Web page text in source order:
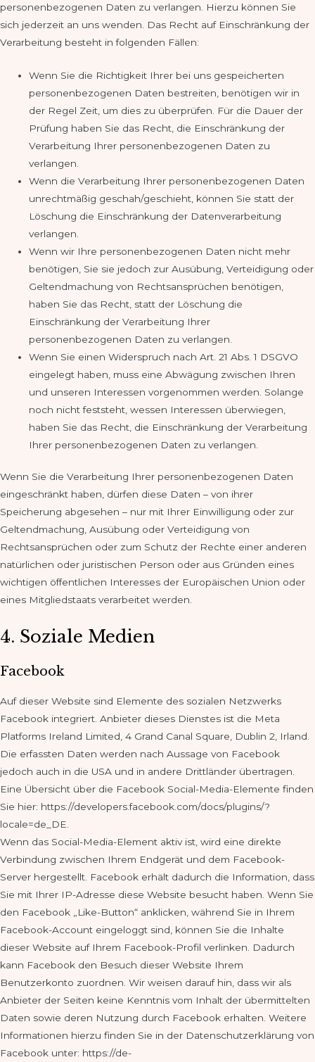
personenbezogenen Daten zu verlangen. Hierzu können Sie
sich jederzeit an uns wenden. Das Recht auf Einschränkung der
Verarbeitung besteht in folgenden Fällen:
Wenn Sie die Richtigkeit Ihrer bei uns gespeicherten
personenbezogenen Daten bestreiten, benötigen wir in
der Regel Zeit, um dies zu überprüfen. Für die Dauer der
Prüfung haben Sie das Recht, die Einschränkung der
Verarbeitung Ihrer personenbezogenen Daten zu
verlangen.
Wenn die Verarbeitung Ihrer personenbezogenen Daten
unrechtmäßig geschah/geschieht, können Sie statt der
Löschung die Einschränkung der Datenverarbeitung
verlangen.
Wenn wir Ihre personenbezogenen Daten nicht mehr
benötigen, Sie sie jedoch zur Ausübung, Verteidigung oder
Geltendmachung von Rechtsansprüchen benötigen,
haben Sie das Recht, statt der Löschung die
Einschränkung der Verarbeitung Ihrer
personenbezogenen Daten zu verlangen.
Wenn Sie einen Widerspruch nach Art. 21 Abs. 1 DSGVO
eingelegt haben, muss eine Abwägung zwischen Ihren
und unseren Interessen vorgenommen werden. Solange
noch nicht feststeht, wessen Interessen überwiegen,
haben Sie das Recht, die Einschränkung der Verarbeitung
Ihrer personenbezogenen Daten zu verlangen.
Wenn Sie die Verarbeitung Ihrer personenbezogenen Daten
eingeschränkt haben, dürfen diese Daten – von ihrer
Speicherung abgesehen – nur mit Ihrer Einwilligung oder zur
Geltendmachung, Ausübung oder Verteidigung von
Rechtsansprüchen oder zum Schutz der Rechte einer anderen
natürlichen oder juristischen Person oder aus Gründen eines
wichtigen öffentlichen Interesses der Europäischen Union oder
eines Mitgliedstaats verarbeitet werden.
4. Soziale Medien
Facebook
Auf dieser Website sind Elemente des sozialen Netzwerks
Facebook integriert. Anbieter dieses Dienstes ist die Meta
Platforms Ireland Limited, 4 Grand Canal Square, Dublin 2, Irland.
Die erfassten Daten werden nach Aussage von Facebook
jedoch auch in die USA und in andere Drittländer übertragen.
Eine Übersicht über die Facebook Social-Media-Elemente finden
Sie hier: https://developers.facebook.com/docs/plugins/?
locale=de_DE.
Wenn das Social-Media-Element aktiv ist, wird eine direkte
Verbindung zwischen Ihrem Endgerät und dem Facebook-
Server hergestellt. Facebook erhält dadurch die Information, dass
Sie mit Ihrer IP-Adresse diese Website besucht haben. Wenn Sie
den Facebook „Like-Button“ anklicken, während Sie in Ihrem
Facebook-Account eingeloggt sind, können Sie die Inhalte
dieser Website auf Ihrem Facebook-Profil verlinken. Dadurch
kann Facebook den Besuch dieser Website Ihrem
Benutzerkonto zuordnen. Wir weisen darauf hin, dass wir als
Anbieter der Seiten keine Kenntnis vom Inhalt der übermittelten
Daten sowie deren Nutzung durch Facebook erhalten. Weitere
Informationen hierzu finden Sie in der Datenschutzerklärung von
Facebook unter: https://de-